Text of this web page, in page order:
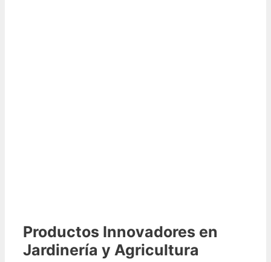
Productos Innovadores en
Jardinería y Agricultura